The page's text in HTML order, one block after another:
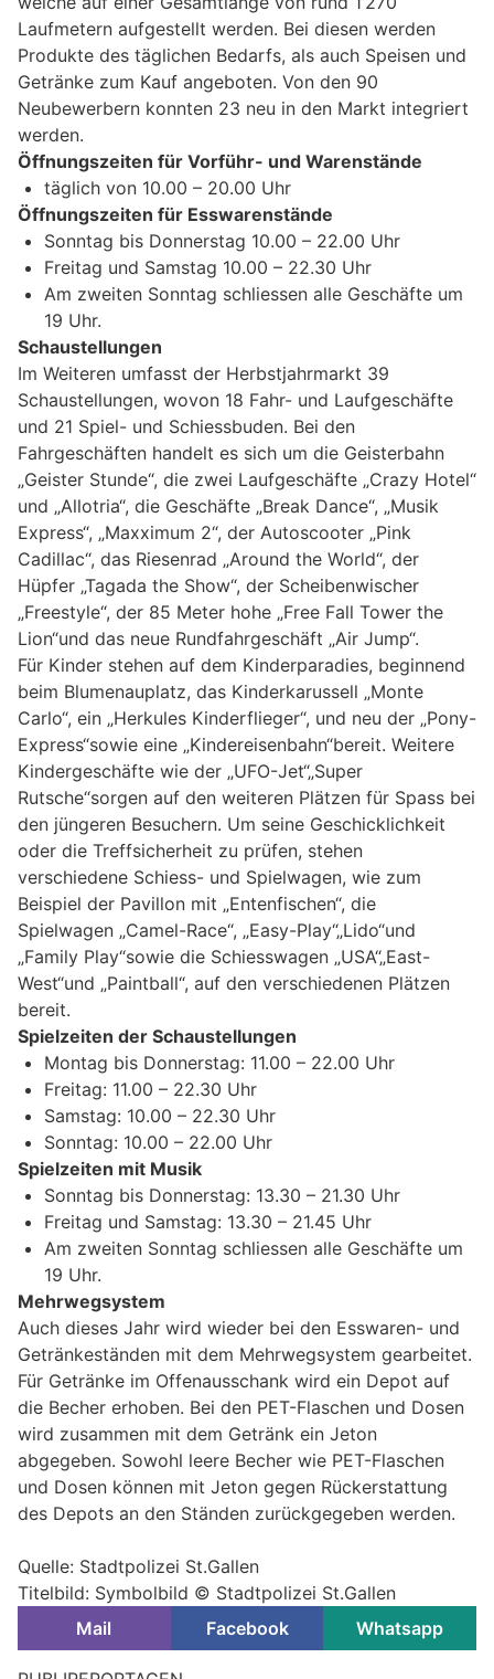
Laufmetern aufgestellt werden. Bei diesen werden
Produkte des täglichen Bedarfs, als auch Speisen und
Getränke zum Kauf angeboten. Von den 90
Neubewerbern konnten 23 neu in den Markt integriert
werden.
Öffnungszeiten für Vorführ- und Warenstände
täglich von 10.00 – 20.00 Uhr
Öffnungszeiten für Esswarenstände
Sonntag bis Donnerstag 10.00 – 22.00 Uhr
Freitag und Samstag 10.00 – 22.30 Uhr
Am zweiten Sonntag schliessen alle Geschäfte um
19 Uhr.
Schaustellungen
Im Weiteren umfasst der Herbstjahrmarkt 39
Schaustellungen, wovon 18 Fahr- und Laufgeschäfte
und 21 Spiel- und Schiessbuden. Bei den
Fahrgeschäften handelt es sich um die Geisterbahn
„Geister Stunde“, die zwei Laufgeschäfte „Crazy Hotel“
und „Allotria“, die Geschäfte „Break Dance“, „Musik
Express“, „Maxximum 2“, der Autoscooter „Pink
Cadillac“, das Riesenrad „Around the World“, der
Hüpfer „Tagada the Show“, der Scheibenwischer
„Freestyle“, der 85 Meter hohe „Free Fall Tower the
Lion“und das neue Rundfahrgeschäft „Air Jump“.
Für Kinder stehen auf dem Kinderparadies, beginnend
beim Blumenauplatz, das Kinderkarussell „Monte
Carlo“, ein „Herkules Kinderflieger“, und neu der „Pony-
Express“sowie eine „Kindereisenbahn“bereit. Weitere
Kindergeschäfte wie der „UFO-Jet“„Super
Rutsche“sorgen auf den weiteren Plätzen für Spass bei
den jüngeren Besuchern. Um seine Geschicklichkeit
oder die Treffsicherheit zu prüfen, stehen
verschiedene Schiess- und Spielwagen, wie zum
Beispiel der Pavillon mit „Entenfischen“, die
Spielwagen „Camel-Race“, „Easy-Play“„Lido“und
„Family Play“sowie die Schiesswagen „USA“„East-
West“und „Paintball“, auf den verschiedenen Plätzen
bereit.
Spielzeiten der Schaustellungen
Montag bis Donnerstag: 11.00 – 22.00 Uhr
Freitag: 11.00 – 22.30 Uhr
Samstag: 10.00 – 22.30 Uhr
Sonntag: 10.00 – 22.00 Uhr
Spielzeiten mit Musik
Sonntag bis Donnerstag: 13.30 – 21.30 Uhr
Freitag und Samstag: 13.30 – 21.45 Uhr
Am zweiten Sonntag schliessen alle Geschäfte um
19 Uhr.
Mehrwegsystem
Auch dieses Jahr wird wieder bei den Esswaren- und
Getränkeständen mit dem Mehrwegsystem gearbeitet.
Für Getränke im Offenausschank wird ein Depot auf
die Becher erhoben. Bei den PET-Flaschen und Dosen
wird zusammen mit dem Getränk ein Jeton
abgegeben. Sowohl leere Becher wie PET-Flaschen
und Dosen können mit Jeton gegen Rückerstattung
des Depots an den Ständen zurückgegeben werden.
Quelle: Stadtpolizei St.Gallen
Titelbild: Symbolbild © Stadtpolizei St.Gallen
Mail
Facebook Whatsapp